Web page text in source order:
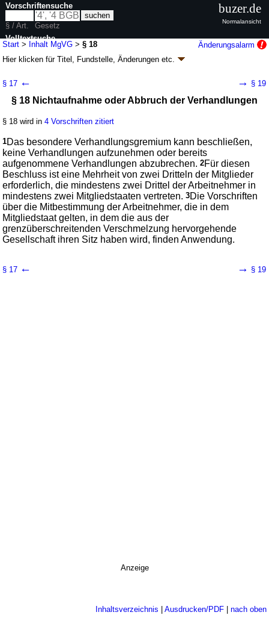
Start > Inhalt MgVG >§ 18
Änderungsalarm
Hier klicken fürTitel, Fundstelle, Änderungen etc.
Arbeitnehmer bei einer grenzüberschreitenden
Verschmelzung (MgVG)
Artikel 1 G. v. 21.12.2006 BGBl. I S. 3332
Geltung ab 29.12.2006; FNA: 801-17Betriebsverfassung und
Mitbestimmung
3 weitere Fassungen | Drucksachen / Entwurf / Begründung
|
wird in 19 Vorschriften zitiert
Teil 2 Besonderes Verhandlungsgremium
Kapitel 3 Verhandlungsverfahren
§ 17 ← → § 19
§ 18 Nichtaufnahme oder Abbruch der Verhandlungen
§ 18 wird in4 Vorschriften zitiert
1Das besondere Verhandlungsgremium kann beschließen,
keine Verhandlungen aufzunehmen oder bereits
aufgenommene Verhandlungen abzubrechen.2Für diesen
Beschluss ist eine Mehrheit von zwei Dritteln der Mitglieder
erforderlich, die mindestens zwei Drittel der Arbeitnehmer in
mindestens zwei Mitgliedstaaten vertreten.3Die Vorschriften
über die Mitbestimmung der Arbeitnehmer, die in dem
Mitgliedstaat gelten, in dem die aus der
grenzüberschreitenden Verschmelzung hervorgehende
Gesellschaft ihren Sitz haben wird, finden Anwendung.
§ 17 ← → § 19
Anzeige
Inhaltsverzeichnis | Ausdrucken/PDF| nach oben
Vorschriftensuche
§ / Art.
Gesetz
Volltextsuche
nur in MgVG
buzer.de
Normalansicht